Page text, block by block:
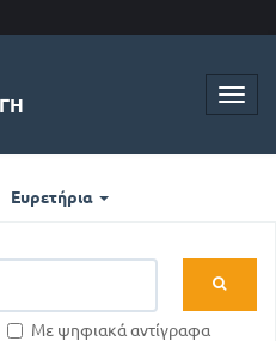
Ευρετήρια
Με ψηφιακά αντίγραφα